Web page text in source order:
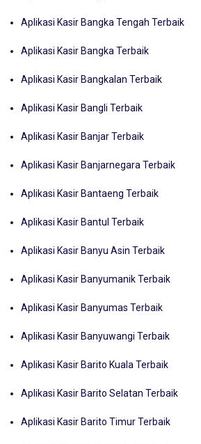
Aplikasi Kasir Bangka Tengah Terbaik
Aplikasi Kasir Bangka Terbaik
Aplikasi Kasir Bangkalan Terbaik
Aplikasi Kasir Bangli Terbaik
Aplikasi Kasir Banjar Terbaik
Aplikasi Kasir Banjarnegara Terbaik
Aplikasi Kasir Bantaeng Terbaik
Aplikasi Kasir Bantul Terbaik
Aplikasi Kasir Banyu Asin Terbaik
Aplikasi Kasir Banyumanik Terbaik
Aplikasi Kasir Banyumas Terbaik
Aplikasi Kasir Banyuwangi Terbaik
Aplikasi Kasir Barito Kuala Terbaik
Aplikasi Kasir Barito Selatan Terbaik
Aplikasi Kasir Barito Timur Terbaik